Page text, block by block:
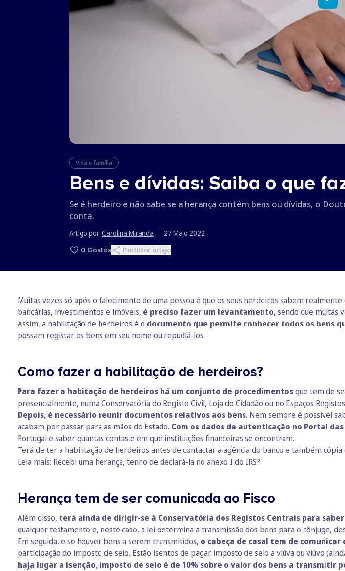
Vida e família
Bens e dívidas: Saiba o que
Se é herdeiro e não sabe se a herança contém bens ou dívidas, o
conta.
Artigo por: Carolina Miranda 27 Maio 2022
0 Gostos Partilhar artigo
Muitas vezes só após o falecimento de uma pessoa é que os seus herdeiros sabem
bancárias, investimentos e imóveis, é preciso fazer um levantamento,sendo que muitas
Assim, a habilitação de herdeiros é o documento que permite conhecer todos os bens
possam registar os bens em seu nome ou repudiá-los.
Como fazer a habilitação de herdeiros?
Para fazer a habitação de herdeiros há um conjunto de procedimentosque tem de
presencialmente, numa Conservatória do Registo Civil, Loja do Cidadão ou no Espaços
Depois, é necessário reunir documentos relativos aos bens. Nem sempre é possível
acabam por passar para as mãos do Estado. Com os dados de autenticação no Portal
Portugal e saber quantas contas e em que instituições financeiras se encontram.
Terá de ter a habilitação de herdeiros antes de contactar a agência do banco e também
Leia mais: Recebi uma herança, tenho de declará-la no anexo I do IRS?
Herança tem de ser comunicada ao Fisco
Além disso, terá ainda de dirigir-se à Conservatória dos Registos Centrais para
qualquer testamento e, neste caso, a lei determina a transmissão dos bens para o cônjuge,
Em seguida, e se houver bens a serem transmitidos, o cabeça de casal tem de
participação do imposto de selo. Estão isentos de pagar imposto de selo a viúva ou viúvo
haja lugar a isenção, imposto de selo é de 10% sobre o valor dos bens a transmitir